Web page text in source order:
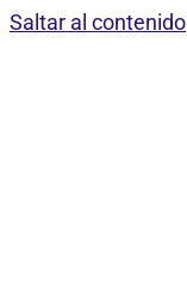
Saltar al contenido